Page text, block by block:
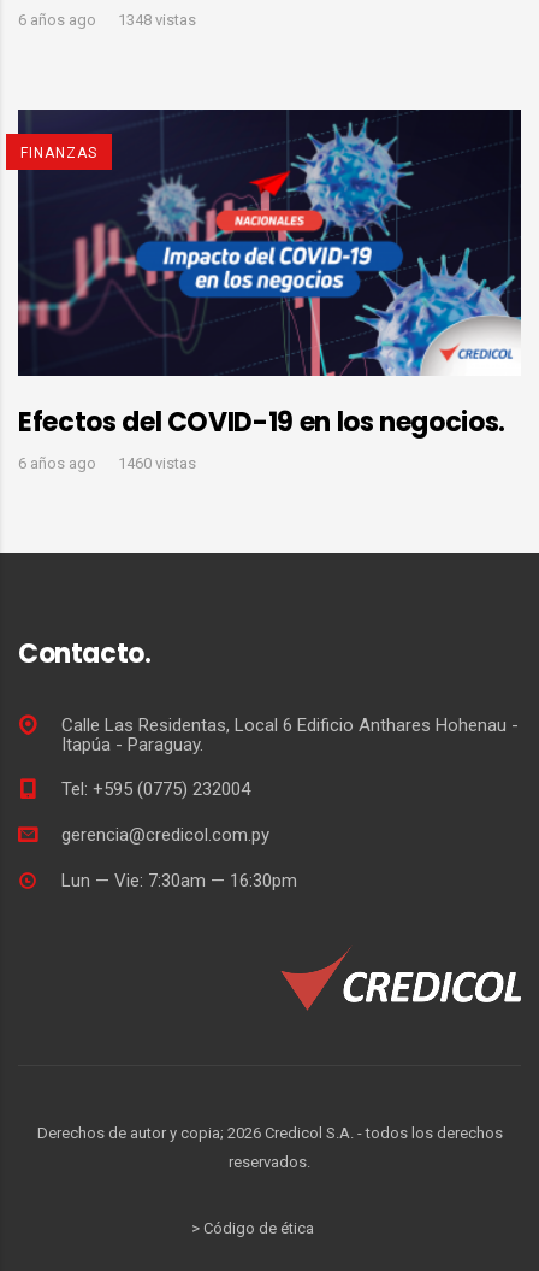
6 años ago 1348 vistas
FINANZAS
Efectos del COVID-19 en los negocios.
6 años ago 1460 vistas
Contacto.
Calle Las Residentas, Local 6 Edificio Anthares Hohenau -
Itapúa - Paraguay.
Tel: +595 (0775) 232004
gerencia@credicol.com.py
Lun — Vie: 7:30am — 16:30pm
Derechos de autor y copia; 2026 Credicol S.A. - todos los derechos
reservados.
> Código de ética